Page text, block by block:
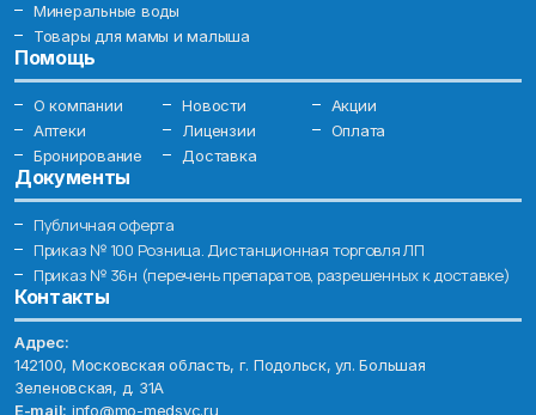
Минеральные воды
Товары для мамы и малыша
Помощь
О компании Новости
Акции
Аптеки
Лицензии
Оплата
Бронирование
Доставка
Документы
Публичная оферта
Приказ № 100 Розница. Дистанционная торговля ЛП
Приказ № 36н (перечень препаратов, разрешенных к доставке)
Контакты
Адрес:
142100, Московская область, г. Подольск, ул. Большая
Зеленовская, д. 31А
E-mail: info@mo-medsvc.ru